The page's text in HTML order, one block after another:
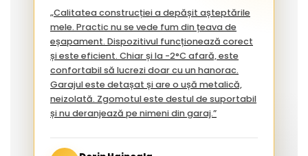
„Calitatea construcției a depășit așteptările
mele. Practic nu se vede fum din țeava de
eșapament. Dispozitivul funcționează corect
și este eficient. Chiar și la -2°C afară, este
confortabil să lucrezi doar cu un hanorac.
Garajul este detașat și are o ușă metalică,
neizolată. Zgomotul este destul de suportabil
și nu deranjează pe nimeni din garaj.”